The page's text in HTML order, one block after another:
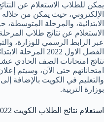
يمكن للطلاب الاستعلام عن
الإلكتروني، حيث يمكن من
الابتدائية، والمرحلة
الاستعلام عن نتائج طلاب
عبر الرابط الرسمي للوزارة،
الفصل الاول 2022
نتائج امتحانات الصف الحادي
امتحاناتهم حتى الآن، وسيتم
والتعليم في الكويت بالإضافة
بوزارة التربية.
استعلام نتائج الطلاب الكويت 2022